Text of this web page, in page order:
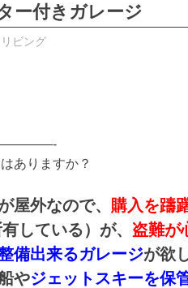
ー付きガレージ
ビング
ありますか？
屋外なので、 購入を躊
している）が、 盗難が
備出来るガレージが欲
やジェットスキーを保